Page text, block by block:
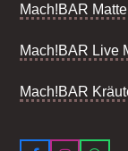
Mach!BAR
Mach!BAR Live
Mach!BAR